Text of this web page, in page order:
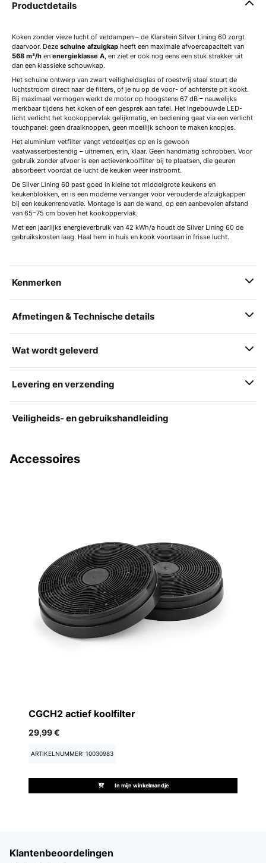
Productdetails
Koken zonder vieze lucht of vetdampen – de Klarstein Silver Lining 60 zorgt
daarvoor. Deze schuine afzuigkap heeft een maximale afvoercapaciteit van
568 m³/h en energieklasse A , en ziet er ook nog eens een stuk strakker uit
dan een klassieke schouwkap.
Het schuine ontwerp van zwart veiligheidsglas of roestvrij staal stuurt de
luchtstroom direct naar de filters, of je nu op de voor- of achterste pit kookt.
Bij maximaal vermogen werkt de motor op hoogstens 67 dB – nauwelijks
merkbaar tijdens het koken of een gesprek aan tafel. Het ingebouwde LED-
licht verlicht het kookoppervlak gelijkmatig, en bediening gaat via een verlicht
touchpanel: geen draaiknoppen, geen moeilijk schoon te maken knopjes.
Het aluminium vetfilter vangt vetdeeltjes op en is gewoon
vaatwasserbestendig – uitnemen, erin, klaar. Geen handmatig schrobben. Voor
gebruik zonder afvoer is een actievenkoolfilter bij te plaatsen, die geuren
absorbeert voordat de lucht de keuken weer instroomt.
De Silver Lining 60 past goed in kleine tot middelgrote keukens en
keukenblokken, en is een moderne vervanger voor verouderde afzuigkappen
bij een keukenrenovatie. Montage is aan de wand, op een aanbevolen afstand
van 65–75 cm boven het kookoppervlak.
Met een jaarlijks energieverbruik van 42 kWh/a houdt de Silver Lining 60 de
gebruikskosten laag. Haal hem in huis en kook voortaan in frisse lucht.
Kenmerken
Afmetingen & Technische details
Wat wordt geleverd
Levering en verzending
Veiligheids- en gebruikshandleiding
Accessoires
CGCH2 actief koolfilter
29,99 €
ARTIKELNUMMER: 10030983
In mijn winkelmandje
Klantenbeoordelingen